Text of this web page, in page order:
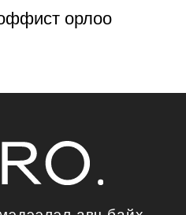
орлоо